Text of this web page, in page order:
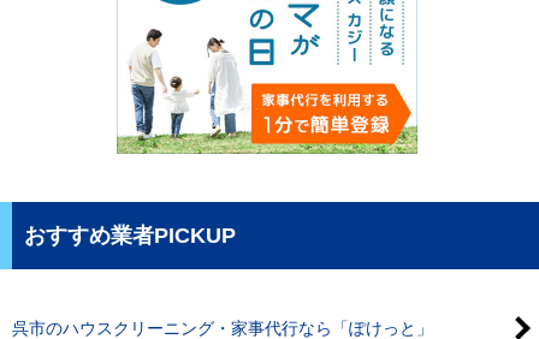
おすすめ業者PICKUP
呉市のハウスクリーニング・家事代行なら「ぽけっと」